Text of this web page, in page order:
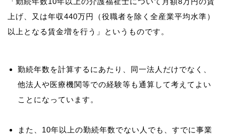
上げ、又は年収440万円（役職者を除く全産業平均水準）
勤続年数を計算するにあたり、同一法人だけでなく、
他法人や医療機関等での経験等も通算して考えてよい
ことになっています。
また、10年以上の勤続年数でない人でも、すでに事業